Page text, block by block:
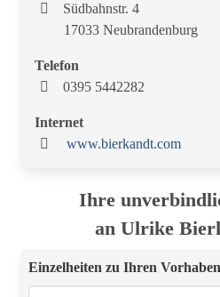
Südbahnstr. 4
17033 Neubrandenburg
Telefon
0395 5442282
Internet
www.bierkandt.com
Ihre
an Ulrike
Einzelheiten zu Ihren Vorhaben